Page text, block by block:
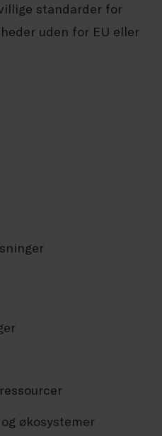
standarder for
uden for EU eller
økosystemer